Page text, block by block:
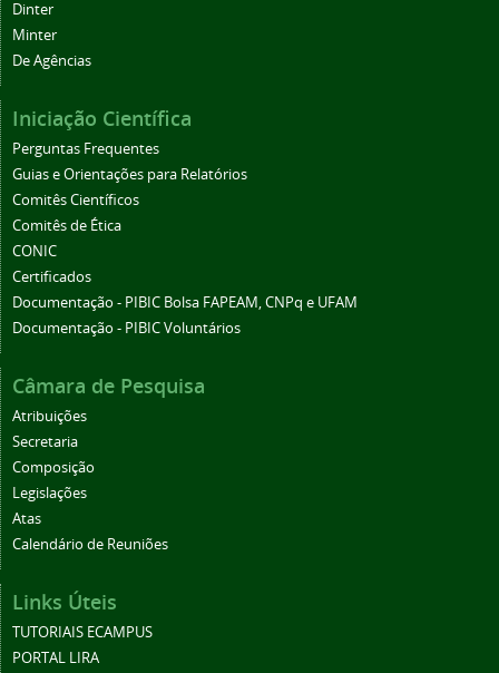
Dinter
Minter
De Agências
Iniciação Científica
Perguntas Frequentes
Guias e Orientações para Relatórios
Comitês Científicos
Comitês de Ética
CONIC
Certificados
Documentação - PIBIC Bolsa FAPEAM, CNPq e UFAM
Documentação - PIBIC Voluntários
Câmara de Pesquisa
Atribuições
Secretaria
Composição
Legislações
Atas
Calendário de Reuniões
Links Úteis
TUTORIAIS ECAMPUS
PORTAL LIRA